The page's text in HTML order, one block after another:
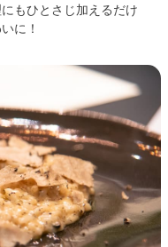
もひとさじ加えるだけ
に！